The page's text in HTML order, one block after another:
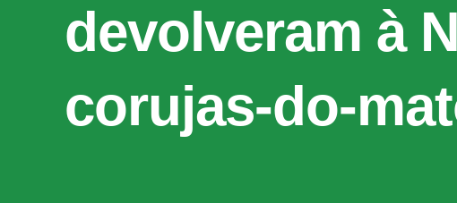
devolveram à
corujas-do-